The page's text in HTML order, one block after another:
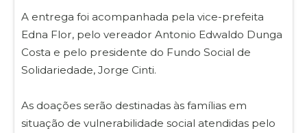
A entrega foi acompanhada pela vice-prefeita
Edna Flor, pelo vereador Antonio Edwaldo Dunga
Costa e pelo presidente do Fundo Social de
Solidariedade, Jorge Cinti.
As doações serão destinadas às famílias em
situação de vulnerabilidade social atendidas pelo